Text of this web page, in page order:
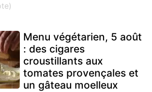
Menu végétarien, 5 août
: des cigares
croustillants aux
tomates provençales et
un gâteau moelleux